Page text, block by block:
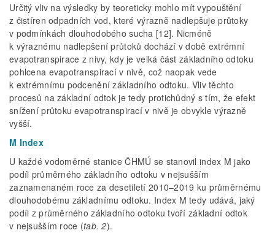
Určitý vliv na výsledky by teoreticky mohlo mít vypouštění
z čistíren odpadních vod, které výrazně nadlepšuje průtoky
v podmínkách dlouhodobého sucha [12]. Nicméně
k výraznému nadlepšení průtoků dochází v době extrémní
evapotranspirace z nivy, kdy je velká část základního odtoku
pohlcena evapotranspirací v nivě, což naopak vede
k extrémnímu podcenění základního odtoku. Vliv těchto
procesů na základní odtok je tedy protichůdný s tím, že efekt
snížení průtoku evapotranspirací v nivě je obvykle výrazně
vyšší.
M Index
U každé vodoměrné stanice ČHMÚ se stanovil index M jako
podíl průměrného základního odtoku v nejsušším
zaznamenaném roce za desetiletí 2010–2019 ku průměrnému
dlouhodobému základnímu odtoku. Index M tedy udává, jaký
podíl z průměrného základního odtoku tvoří základní odtok
v nejsušším roce (tab. 2).